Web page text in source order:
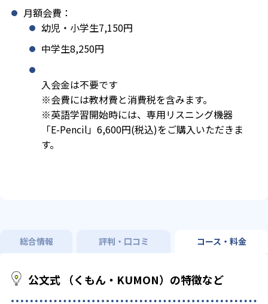
月額会費：
幼児・小学生7,150円
中学生8,250円
入会金は不要です
※会費には教材費と消費税を含みます。
※英語学習開始時には、専用リスニング機器
「E-Pencil」6,600円(税込)をご購入いただきま
す。
総合情報 評判・口コミ コース・料金
公文式 （くもん・KUMON）の特徴など